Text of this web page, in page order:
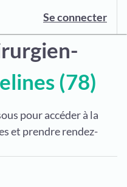
Se connecter
(78)
pour accéder à la
et prendre rendez-